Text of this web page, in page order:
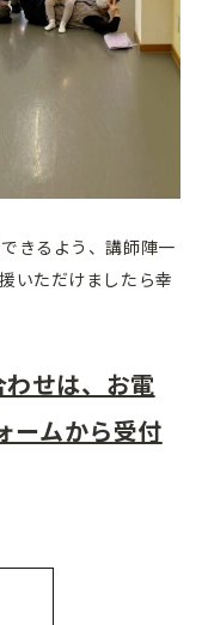
きるよう、講師陣一
いただけましたら幸
せは、お電
ームから受付